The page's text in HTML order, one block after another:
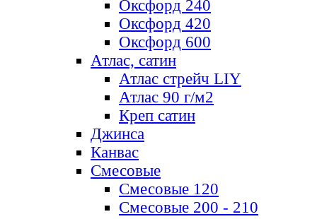
Оксфорд 240
Оксфорд 420
Оксфорд 600
Атлас, сатин
Атлас стрейч LIY
Атлас 90 г/м2
Креп сатин
Джинса
Канвас
Смесовые
Смесовые 120
Смесовые 200 - 210